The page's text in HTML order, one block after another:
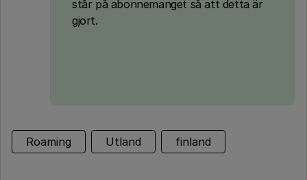
står på abonnemanget så att detta är
gjort.
Roaming Utland finland